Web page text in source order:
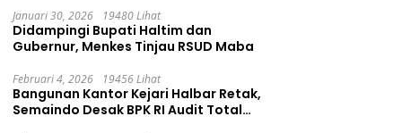
Januari 30, 2026 19480 Lihat
Didampingi Bupati Haltim dan
Gubernur, Menkes Tinjau RSUD Maba
Februari 4, 2026 19456 Lihat
Bangunan Kantor Kejari Halbar Retak,
Semaindo Desak BPK RI Audit Total